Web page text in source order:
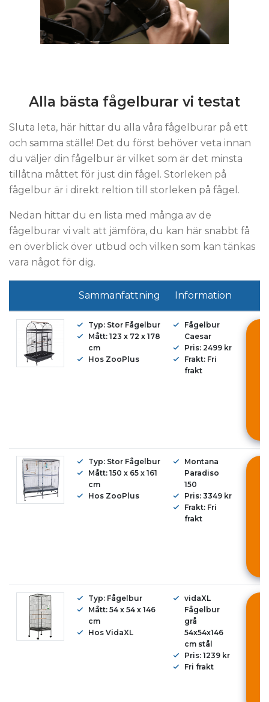
Alla bästa fågelburar vi testat
Sluta leta, här hittar du alla våra fågelburar på ett
och samma ställe! Det du först behöver veta innan
du väljer din fågelbur är vilket som är det minsta
tillåtna måttet för just din fågel. Storleken på
fågelbur är i direkt reltion till storleken på fågel.
Nedan hittar du en lista med många av de
fågelburar vi valt att jämföra, du kan här snabbt få
en överblick över utbud och vilken som kan tänkas
vara något för dig.
Sammanfattning Information
Typ: Stor Fågelbur
Mått: 123 x 72 x 178
cm
Hos ZooPlus
Fågelbur
Caesar
Pris: 2499 kr
Frakt: Fri
frakt
Typ: Stor Fågelbur
Mått: 150 x 65 x 161
cm
Hos ZooPlus
Montana
Paradiso
150
Pris: 3349 kr
Frakt: Fri
frakt
Typ: Fågelbur
Mått: 54 x 54 x 146
cm
Hos VidaXL
vidaXL
Fågelbur
grå
54x54x146
cm stål
Pris: 1239 kr
Fri frakt